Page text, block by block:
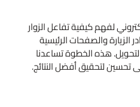
لفهم كيفية تفاعل الزوار
الزيارة والصفحات الرئيسية
هذه الخطوة تساعدنا
تحسين لتحقيق أفضل النتائج.